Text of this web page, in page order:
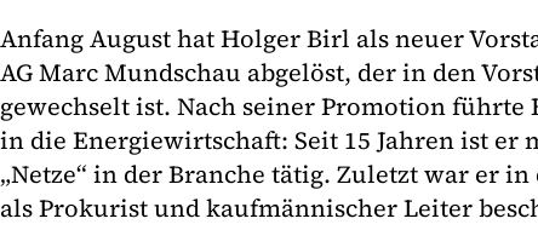
Anfang August hat Holger Birl als neuer
AG Marc Mundschau abgelöst, der in den
gewechselt ist. Nach seiner Promotion führte
in die Energiewirtschaft: Seit 15 Jahren ist er
„Netze“ in der Branche tätig. Zuletzt war er in
als Prokurist und kaufmännischer Leiter